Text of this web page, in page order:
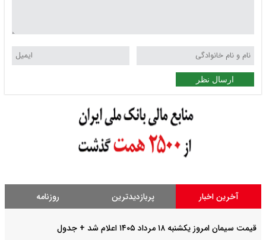
ارسال نظر
آخرین اخبار پربازدیدترین روزنامه
قیمت سیمان امروز یکشنبه ۱۸ مرداد ۱۴۰۵ اعلام شد + جدول